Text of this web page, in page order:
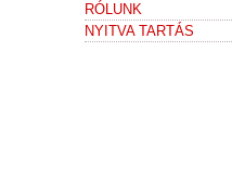
RÓLUNK
NYITVA TARTÁS